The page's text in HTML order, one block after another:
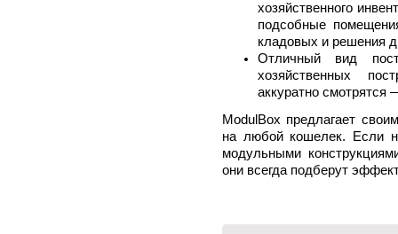
хозяйственного
подсобные
кладовых и решения
Отличный вид
хозяйственных
аккуратно смотрятся
ModulBox предлагает
на любой кошелек. Если
модульными
они всегда подберут